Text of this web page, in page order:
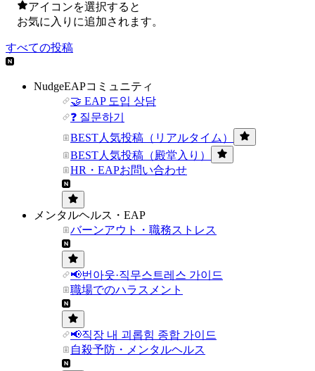
アイコンを選択すると
お気に入りに追加されます。
すべての投稿
NudgeEAPコミュニティ
🤝 EAP 도입 상담
❓ 질문하기
BEST人気投稿（リアルタイム）
BEST人気投稿（殿堂入り）
HR・EAPお問い合わせ
メンタルヘルス・EAP
バーンアウト・職務ストレス
📢번아웃·직무스트레스 가이드
職場でのハラスメント
📢직장 내 괴롭힘 종합 가이드
自殺予防・メンタルヘルス